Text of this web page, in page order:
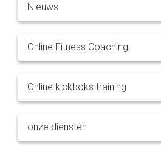
Nieuws
Online Fitness Coaching
Online kickboks training
onze diensten